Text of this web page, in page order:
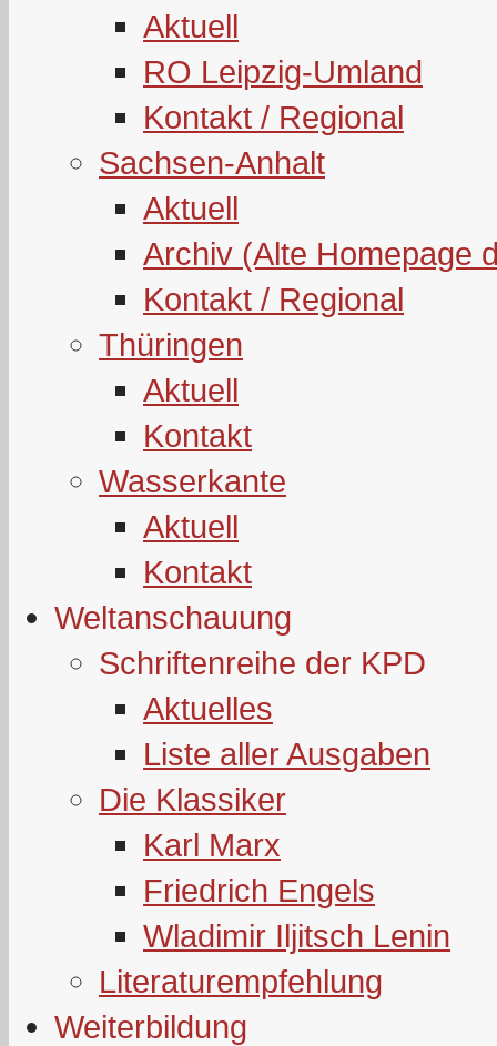
Aktuell
RO Leipzig-Umland
Kontakt / Regional
Sachsen-Anhalt
Aktuell
Archiv (Alte Homepage
Kontakt / Regional
Thüringen
Aktuell
Kontakt
Wasserkante
Aktuell
Kontakt
Weltanschauung
Schriftenreihe der KPD
Aktuelles
Liste aller Ausgaben
Die Klassiker
Karl Marx
Friedrich Engels
Wladimir Iljitsch Lenin
Literaturempfehlung
Weiterbildung